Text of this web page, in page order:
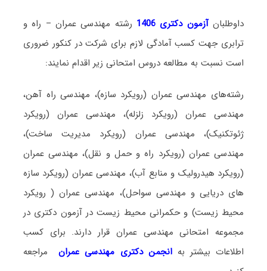
داوطلبان آزمون دکتری 1406
رشته مهندسی عمران – راه و
ترابری جهت کسب آمادگی لازم برای شرکت در کنکور ضروری
است نسبت به مطالعه دروس امتحانی زیر اقدام نمایند:
رشته‌های مهندسی عمران (رویکرد سازه)، مهندسی راه آهن،‌
مهندسی عمران (رویکرد زلزله)، مهندسی عمران (رویکرد
ژئوتکنیک)، مهندسی عمران (رویکرد مدیریت ساخت)،
مهندسی عمران (رویکرد راه و حمل و نقل)، مهندسی عمران
(رویکرد هیدرولیک و منابع آب)، مهندسی عمران (رویکرد سازه
های دریایی و مهندسی سواحل)، مهندسی عمران ( رویکرد
محیط زیست) و حکمرانی محیط زیست در آزمون دکتری در
مجموعه امتحانی مهندسی عمران قرار دارند. برای کسب
اطلاعات بیشتر بهانجمن دکتری مهندسی عمران
مراجعه